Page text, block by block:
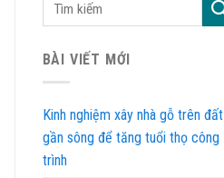
BÀI VIẾT MỚI
Kinh nghiệm xây nhà gỗ trên đất
gần sông để tăng tuổi thọ công
trình